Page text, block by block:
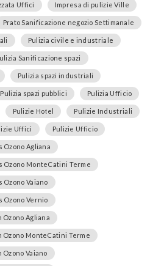
Uffici Impresa di pulizie Ville
Prato Sanificazione negozio Settimanale
Pulizia civile e industriale
Sanificazione spazi
Pulizia spazi industriali
Pulizia spazi pubblici Pulizia Ufficio
Pulizie Hotel Pulizie Industriali
Uffici Pulizie Ufficio
Ozono Agliana
Ozono MonteCatini Terme
Vaiano
Ozono Vernio
Ozono Agliana
Ozono MonteCatini Terme
Vaiano